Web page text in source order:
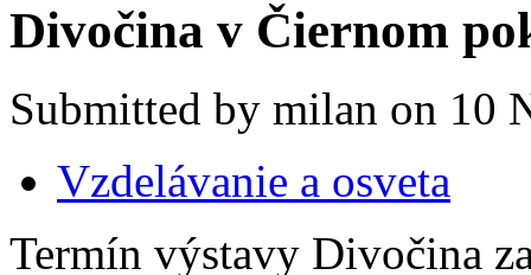
Divočina v Čiernom
Submitted by milan on 10
Vzdelávanie a osveta
Termín výstavy Divočina